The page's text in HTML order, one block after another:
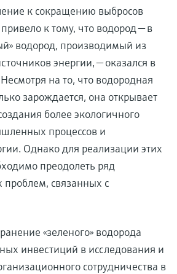
к сокращению выбросов
к тому, что водород — в
водород, производимый из
энергии, — оказался в
на то, что водородная
зарождается, она открывает
более экологичного
процессов и
Однако для реализации этих
преодолеть ряд
проблем, связанных с
«зеленого» водорода
инвестиций в исследования и
сотрудничества в